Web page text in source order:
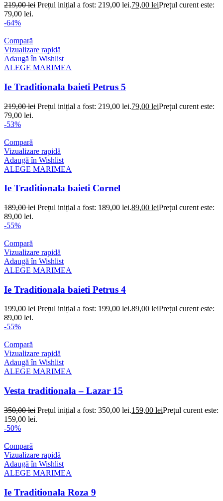
219,00lei Prețul inițial a fost: 219,00 lei.79,00 leiPrețul curent este:
79,00 lei.
-64%
Compară
Vizualizare rapidă
Adaugă în Wishlist
ALEGE MARIMEA
Ie Traditionala baieti Petrus 5
219,00lei Prețul inițial a fost: 219,00 lei.79,00 leiPrețul curent este:
79,00 lei.
-53%
Compară
Vizualizare rapidă
Adaugă în Wishlist
ALEGE MARIMEA
Ie Traditionala baieti Cornel
189,00lei Prețul inițial a fost: 189,00 lei.89,00 leiPrețul curent este:
89,00 lei.
-55%
Compară
Vizualizare rapidă
Adaugă în Wishlist
ALEGE MARIMEA
Ie Traditionala baieti Petrus 4
199,00lei Prețul inițial a fost: 199,00 lei.89,00 leiPrețul curent este:
89,00 lei.
-55%
Compară
Vizualizare rapidă
Adaugă în Wishlist
ALEGE MARIMEA
Vesta traditionala – Lazar 15
350,00lei Prețul inițial a fost: 350,00 lei.159,00 leiPrețul curent este:
159,00 lei.
-50%
Compară
Vizualizare rapidă
Adaugă în Wishlist
ALEGE MARIMEA
Ie Traditionala Roza 9